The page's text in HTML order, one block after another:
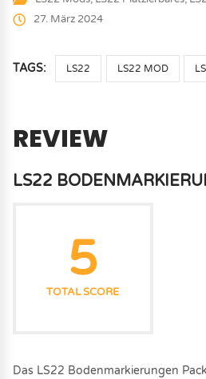
27. März 2024
TAGS: LS22 LS22 MOD
REVIEW
LS22
5
TOTAL SCORE
Das LS22 Bodenmarkierungen